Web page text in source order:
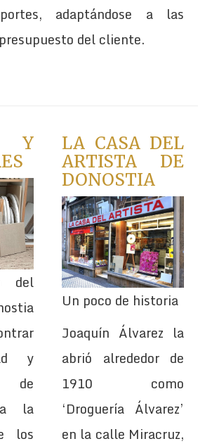
adaptándose a las
del cliente.
Y
del
y
de
la
los
LA CASA DEL
ARTISTA DE
DONOSTIA
Un poco de historia
Joaquín Álvarez la
abrió alrededor de
1910 como
‘Droguería Álvarez’
en la calle Miracruz,